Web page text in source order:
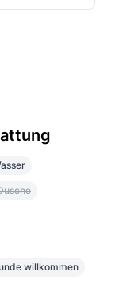
willkommen